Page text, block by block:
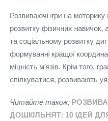
Розвиваючі ігри на
розвитку фізичних навичок,
та соціальному розвитку
формуванні кращої
міцність м’язів. Крім того,
спілкуватися, розвивають
Читайте також:
ДОШКІЛЬНЯТ: 10 ІДЕЙ